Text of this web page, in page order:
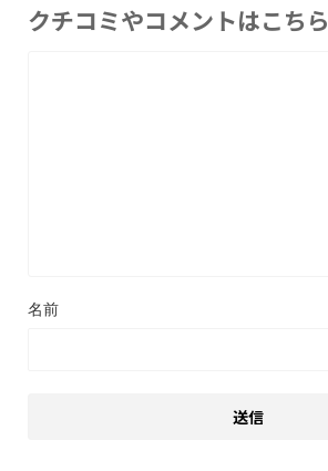
クチコミやコメントはこちら
名前